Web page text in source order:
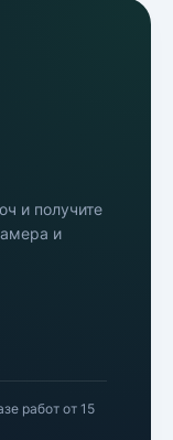
и получите
и
работ от 15